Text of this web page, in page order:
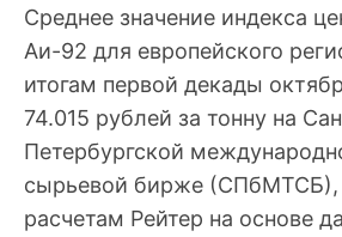
Среднее значение индекса
Аи-92 для европейского
итогам первой декады
74.015 рублей за тонну на
Петербургской
сырьевой бирже (СПбМТСБ),
расчетам Рейтер на основе